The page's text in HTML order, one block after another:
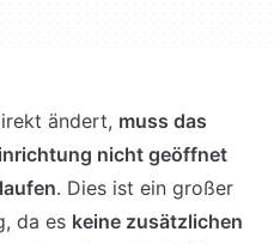
ändert, muss das
nicht geöffnet
. Dies ist ein großer
da es keine zusätzlichen